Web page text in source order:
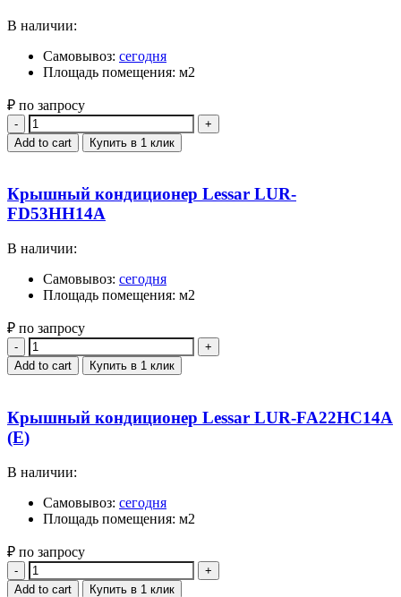
В наличии:
Самовывоз: сегодня
Площадь помещения: м2
₽ по запросу
Quantity
Add to cart Купить в 1 клик
Крышный кондиционер Lessar LUR-
FD53HH14A
В наличии:
Самовывоз: сегодня
Площадь помещения: м2
₽ по запросу
Quantity
Add to cart Купить в 1 клик
Крышный кондиционер Lessar LUR-FA22HC14A
(E)
В наличии:
Самовывоз: сегодня
Площадь помещения: м2
₽ по запросу
Quantity
Add to cart Купить в 1 клик